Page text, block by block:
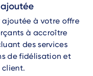
ajoutée à votre offre
à accroître
des services
de fidélisation et
client.